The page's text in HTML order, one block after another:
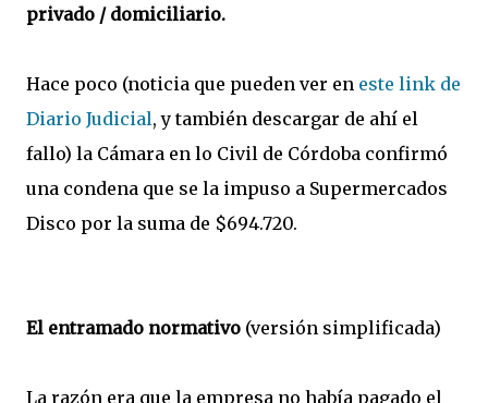
privado / domiciliario.
Hace poco (noticia que pueden ver en este link de
Diario Judicial, y también descargar de ahí el
fallo) la Cámara en lo Civil de Córdoba confirmó
una condena que se la impuso a Supermercados
Disco por la suma de $694.720.
El entramado normativo (versión simplificada)
La razón era que la empresa no había pagado el